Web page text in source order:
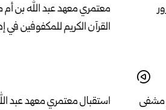
مشفى
استقبال معتمري معهد عبد